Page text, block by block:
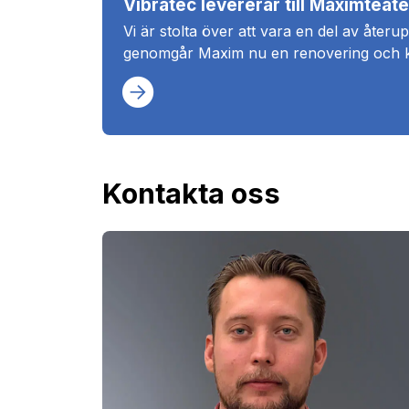
Vibratec levererar till
Vi är stolta över att vara en del av
genomgår Maxim nu en renovering
Kontakta oss